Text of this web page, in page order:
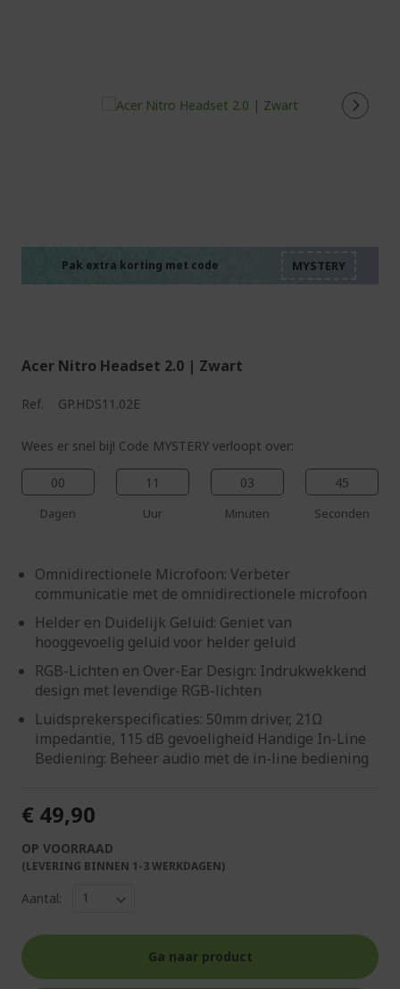
Pak extra korting met code
Acer Nitro Headset 2.0 | Zwart
Ref. GP.HDS11.02E
Wees er snel bij! Code MYSTERY verloopt over:
00
Dagen
11
Uur
03
Minuten
44
Seconden
Omnidirectionele Microfoon: Verbeter
communicatie met de omnidirectionele microfoon
Helder en Duidelijk Geluid: Geniet van
hooggevoelig geluid voor helder geluid
RGB-Lichten en Over-Ear Design: Indrukwekkend
design met levendige RGB-lichten
Luidsprekerspecificaties: 50mm driver, 21Ω
impedantie, 115 dB gevoeligheid Handige In-Line
Bediening: Beheer audio met de in-line bediening
€ 49,90
OP VOORRAAD
(LEVERING BINNEN 1-3 WERKDAGEN)
Aantal:
Ga naar product